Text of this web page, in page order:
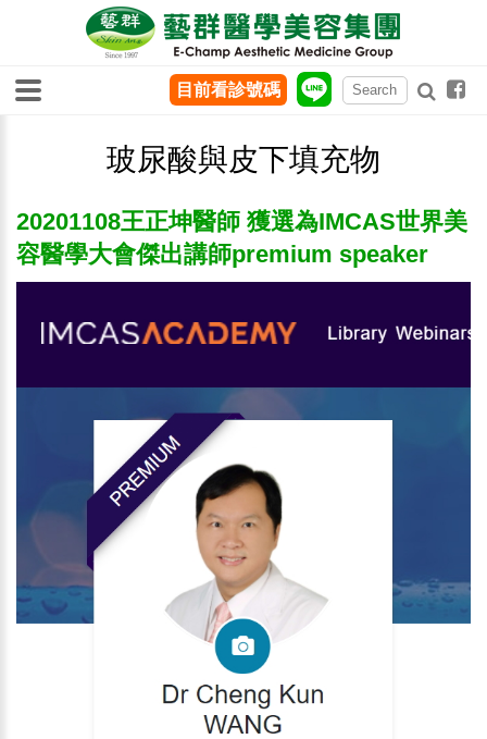
玻尿酸與皮下填充物
20201108王正坤醫師 獲選為IMCAS世界美
容醫學大會傑出講師premium speaker
目前看診號碼